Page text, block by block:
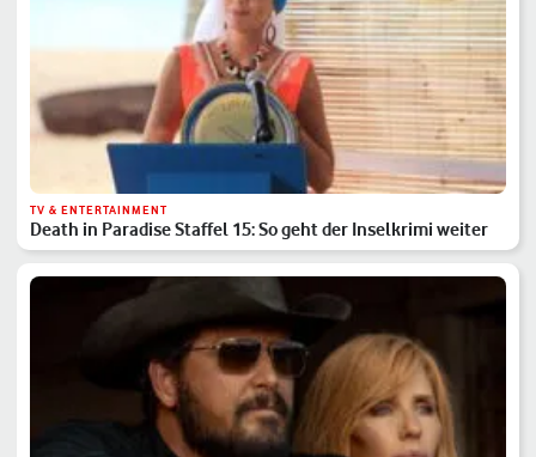
TV & ENTERTAINMENT
Death in Paradise Staffel 15: So geht der Inselkrimi weiter